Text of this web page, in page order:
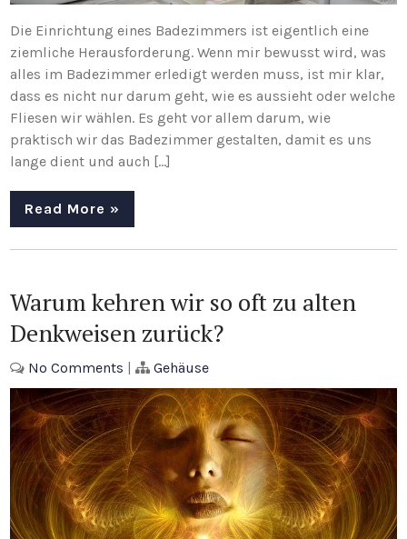
Die Einrichtung eines Badezimmers ist eigentlich eine
ziemliche Herausforderung. Wenn mir bewusst wird, was
alles im Badezimmer erledigt werden muss, ist mir klar,
dass es nicht nur darum geht, wie es aussieht oder welche
Fliesen wir wählen. Es geht vor allem darum, wie
praktisch wir das Badezimmer gestalten, damit es uns
lange dient und auch […]
Read More »
Warum kehren wir so oft zu alten
Denkweisen zurück?
No Comments | Gehäuse